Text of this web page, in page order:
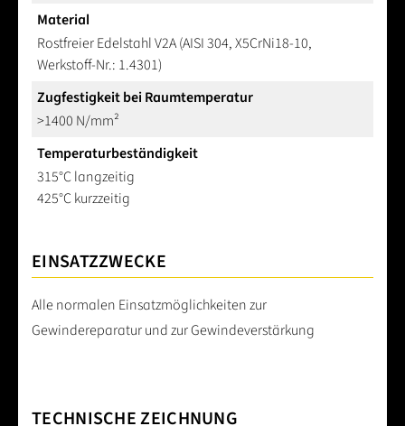
Material
Rostfreier Edelstahl V2A (AISI 304, X5CrNi18-10,
Werkstoff-Nr.: 1.4301)
Zugfestigkeit bei Raumtemperatur
>1400 N/mm²
Temperaturbeständigkeit
315°C langzeitig
425°C kurzzeitig
EINSATZZWECKE
Alle normalen Einsatzmöglichkeiten zur
Gewindereparatur und zur Gewindeverstärkung
TECHNISCHE ZEICHNUNG